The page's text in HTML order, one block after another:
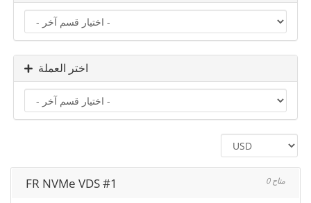
اختر العملة
FR NVMe VDS #1 0 متاح